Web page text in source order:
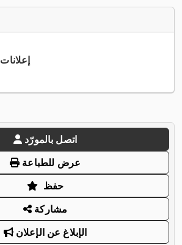
+49 234 9... إعلانات
اتصل بالمورّد
عرض للطباعة
حفظ
مشاركة
الإبلاغ عن الإعلان